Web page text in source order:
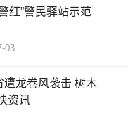
红”警民驿站示范
03
龙卷风袭击 树木
资讯